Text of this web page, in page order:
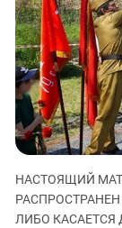
Дагестан
Ингушетия
Кабардино-
Калмыкия
Карачаево-
Краснодарский
Нагорный
НАСТОЯЩИЙ
ЛИБО КАСАЕТСЯ